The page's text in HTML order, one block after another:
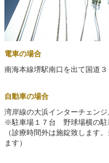
電車の場合
南海本線堺駅南口を出て国道
自動車の場合
湾岸線の大浜インターチェン
※駐車場１７台 野球場横の駐
（診療時間外は施錠致します
ます）